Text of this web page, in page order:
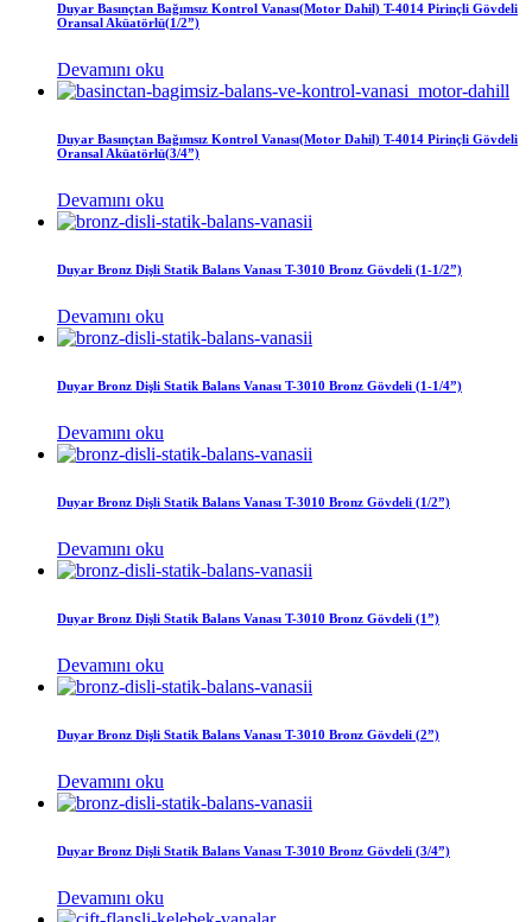
Duyar Basınçtan Bağımsız Kontrol Vanası(Motor Dahil) T-4014 Pirinçli Gövdeli
Oransal Aküatörlü(1/2”)
Devamını oku
Duyar Basınçtan Bağımsız Kontrol Vanası(Motor Dahil) T-4014 Pirinçli Gövdeli
Oransal Aküatörlü(3/4”)
Devamını oku
Duyar Bronz Dişli Statik Balans Vanası T-3010 Bronz Gövdeli (1-1/2”)
Devamını oku
Duyar Bronz Dişli Statik Balans Vanası T-3010 Bronz Gövdeli (1-1/4”)
Devamını oku
Duyar Bronz Dişli Statik Balans Vanası T-3010 Bronz Gövdeli (1/2”)
Devamını oku
Duyar Bronz Dişli Statik Balans Vanası T-3010 Bronz Gövdeli (1”)
Devamını oku
Duyar Bronz Dişli Statik Balans Vanası T-3010 Bronz Gövdeli (2”)
Devamını oku
Duyar Bronz Dişli Statik Balans Vanası T-3010 Bronz Gövdeli (3/4”)
Devamını oku